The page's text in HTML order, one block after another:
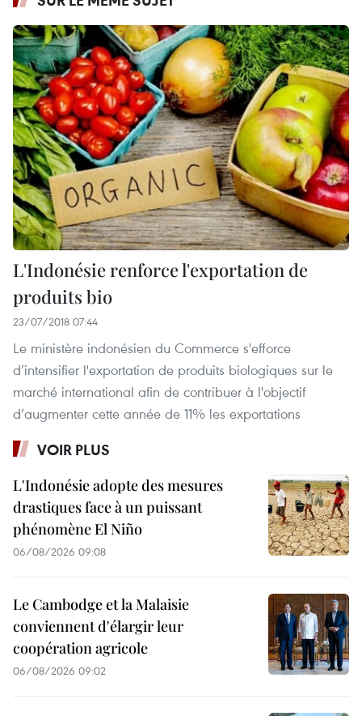
L'Indonésie renforce l'exportation de
produits bio
23/07/2018 07:44
Le ministère indonésien du Commerce s'efforce
d’intensifier l'exportation de produits biologiques sur le
marché international afin de contribuer à l'objectif
d’augmenter cette année de 11% les exportations
VOIR PLUS
L'Indonésie adopte des mesures
drastiques face à un puissant
phénomène El Niño
06/08/2026 09:08
Le Cambodge et la Malaisie
conviennent d'élargir leur
coopération agricole
06/08/2026 09:02